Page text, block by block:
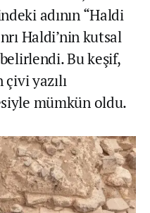
adının “Haldi
Haldi’nin kutsal
Bu keşif,
yazılı
mümkün oldu.